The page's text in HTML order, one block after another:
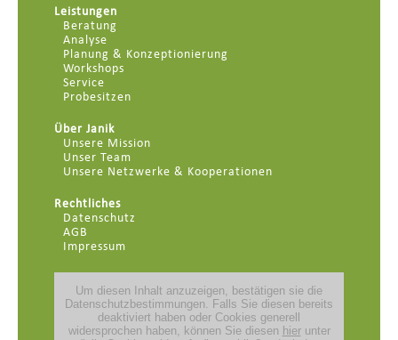
Leistungen
Beratung
Analyse
Planung & Konzeptionierung
Workshops
Service
Probesitzen
Über Janik
Unsere Mission
Unser Team
Unsere Netzwerke & Kooperationen
Rechtliches
Datenschutz
AGB
Impressum